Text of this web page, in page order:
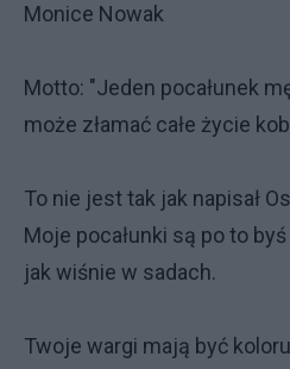
Monice Nowak
Motto: "Jeden pocałunek
może złamać całe życie
To nie jest tak jak napisał
Moje pocałunki są po to
jak wiśnie w sadach.
Twoje wargi mają być